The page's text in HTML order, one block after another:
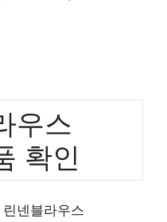
우스
확인
넨블라우스